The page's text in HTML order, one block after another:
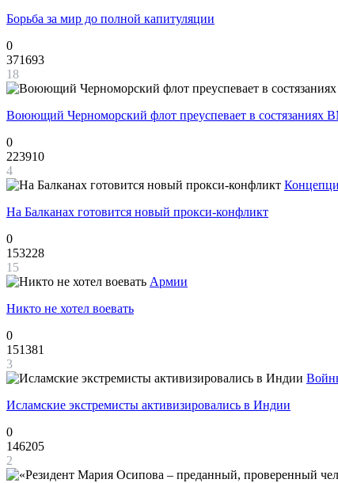
Борьба за мир до полной капитуляции
0
371693
18
Воюющий Черноморский флот преуспевает в состязаниях
0
223910
4
На Балканах готовится новый прокси-конфликт
0
153228
15
Армии
Никто не хотел воевать
0
151381
3
Исламские экстремисты активизировались в Индии
0
146205
2